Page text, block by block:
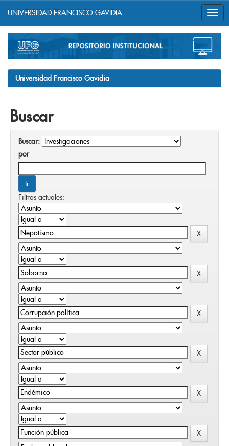
navigation
UNIVERSIDAD FRANCISCO GAVIDIA
Universidad Francisco Gavidia
Buscar
Buscar:
por
Filtros actuales: